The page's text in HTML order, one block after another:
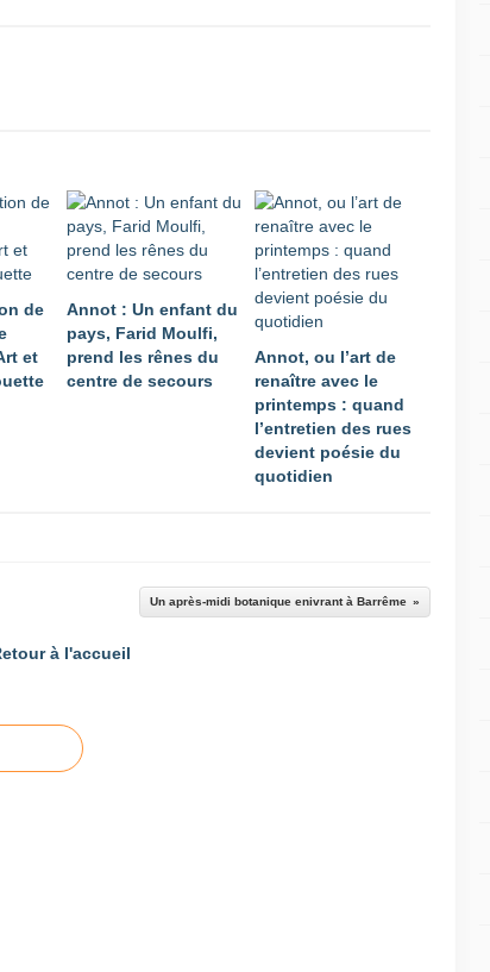
de
et
Annot : Un enfant du
pays, Farid Moulfi,
prend les rênes du
centre de secours
Annot, ou l’art de
renaître avec le
printemps : quand
l’entretien des rues
devient poésie du
quotidien
Un après-midi botanique enivrant à Barrême
à l'accueil